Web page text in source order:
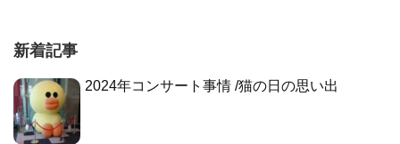
新着記事
2024年コンサート事情 /猫の日の思い出